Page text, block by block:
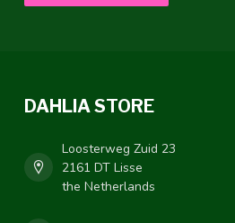
DAHLIA STORE
Loosterweg Zuid 23
2161 DT Lisse
the Netherlands